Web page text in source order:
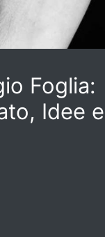
Foglia:
Idee